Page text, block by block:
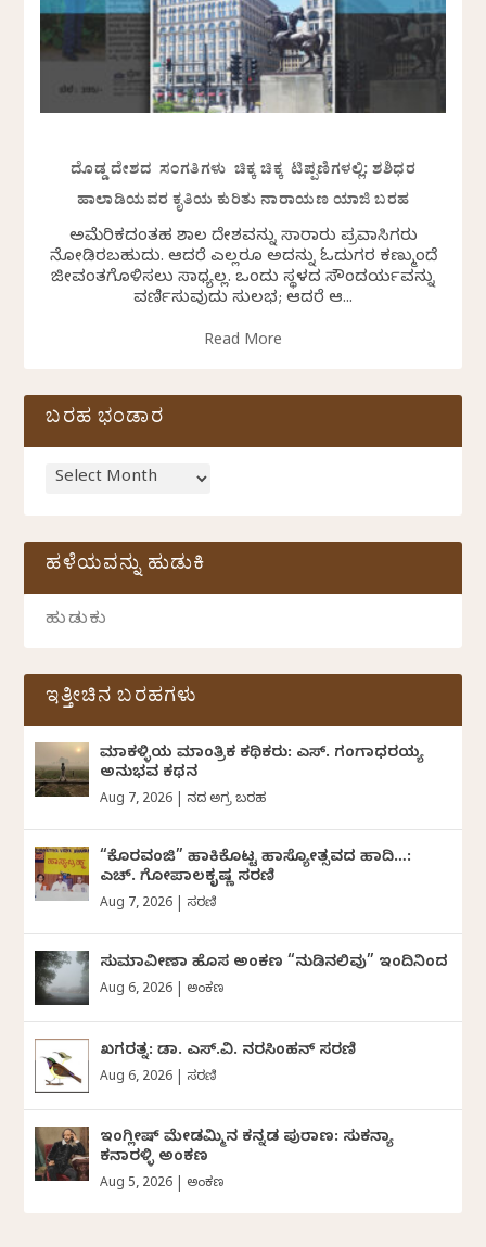
ದೊಡ್ಡ ದೇಶದ ಸಂಗತಿಗಳು ಚಿಕ್ಕ ಚಿಕ್ಕ ಟಿಪ್ಪಣಿಗಳಲ್ಲಿ: ಶಶಿಧರ
ಹಾಲಾಡಿಯವರ ಕೃತಿಯ ಕುರಿತು ನಾರಾಯಣ ಯಾಜಿ ಬರಹ
ಅಮೆರಿಕದಂತಹ ವಿಶಾಲ ದೇಶವನ್ನು ಸಾವಿರಾರು ಪ್ರವಾಸಿಗರು
ನೋಡಿರಬಹುದು. ಆದರೆ ಎಲ್ಲರೂ ಅದನ್ನು ಓದುಗರ ಕಣ್ಮುಂದೆ
ಜೀವಂತಗೊಳಿಸಲು ಸಾಧ್ಯವಿಲ್ಲ. ಒಂದು ಸ್ಥಳದ ಸೌಂದರ್ಯವನ್ನು
ವರ್ಣಿಸುವುದು ಸುಲಭ; ಆದರೆ ಆ...
Read More
ಬರಹ ಭಂಡಾರ
ಹಳೆಯವನ್ನು ಹುಡುಕಿ
ಇತ್ತೀಚಿನ ಬರಹಗಳು
ಮಾಕಳ್ಳಿಯ ಮಾಂತ್ರಿಕ ಕಥಿಕರು: ಎಸ್. ಗಂಗಾಧರಯ್ಯ
ಅನುಭವ ಕಥನ
Aug 7, 2026 ದಿನದ ಅಗ್ರ ಬರಹ
“ಕೊರವಂಜಿ” ಹಾಕಿಕೊಟ್ಟ ಹಾಸ್ಯೋತ್ಸವದ ಹಾದಿ…:
ಎಚ್. ಗೋಪಾಲಕೃಷ್ಣ ಸರಣಿ
Aug 7, 2026 ಸರಣಿ
ಸುಮಾವೀಣಾ ಹೊಸ ಅಂಕಣ “ನುಡಿನಲಿವು” ಇಂದಿನಿಂದ
Aug 6, 2026 ಅಂಕಣ
ಖಗರತ್ನ: ಡಾ. ಎಸ್.ವಿ. ನರಸಿಂಹನ್‌‌ ಸರಣಿ
Aug 6, 2026 ಸರಣಿ
ಇಂಗ್ಲೀಷ್ ಮೇಡಮ್ಮಿನ ಕನ್ನಡ ಪುರಾಣ: ಸುಕನ್ಯಾ
ಕನಾರಳ್ಳಿ ಅಂಕಣ
Aug 5, 2026 ಅಂಕಣ